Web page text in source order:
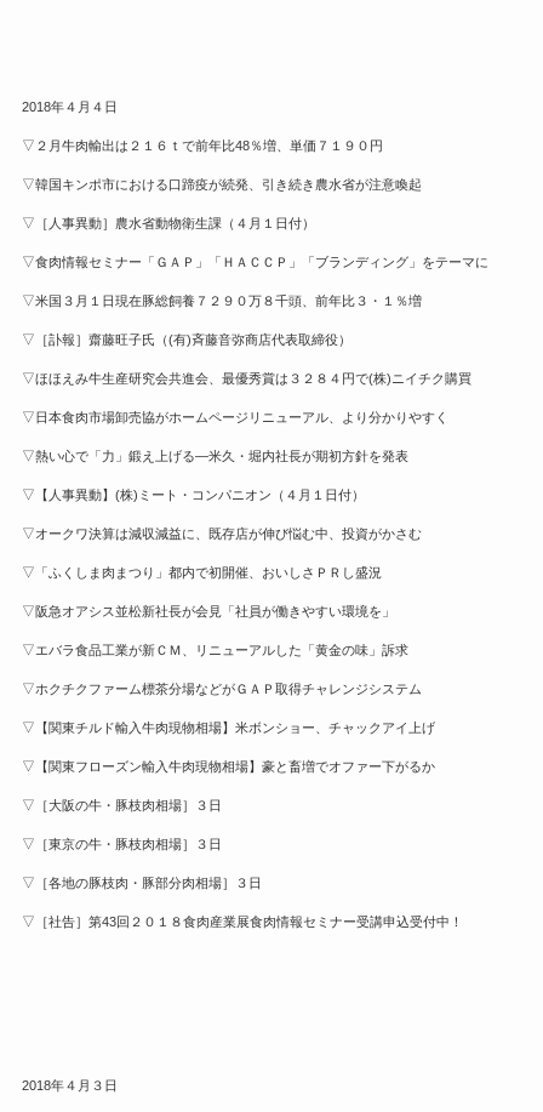
2018年４月４日
▽２月牛肉輸出は２１６ｔで前年比48％増、単価７１９０円
▽韓国キンポ市における口蹄疫が続発、引き続き農水省が注意喚起
▽［人事異動］農水省動物衛生課（４月１日付）
▽食肉情報セミナー「ＧＡＰ」「ＨＡＣＣＰ」「ブランディング」をテーマに
▽米国３月１日現在豚総飼養７２９０万８千頭、前年比３・１％増
▽［訃報］齋藤旺子氏（(有)斉藤音弥商店代表取締役）
▽ほほえみ牛生産研究会共進会、最優秀賞は３２８４円で(株)ニイチク購買
▽日本食肉市場卸売協がホームページリニューアル、より分かりやすく
▽熱い心で「力」鍛え上げる—米久・堀内社長が期初方針を発表
▽【人事異動】(株)ミート・コンパニオン（４月１日付）
▽オークワ決算は減収減益に、既存店が伸び悩む中、投資がかさむ
▽「ふくしま肉まつり」都内で初開催、おいしさＰＲし盛況
▽阪急オアシス並松新社長が会見「社員が働きやすい環境を」
▽エバラ食品工業が新ＣＭ、リニューアルした「黄金の味」訴求
▽ホクチクファーム標茶分場などがＧＡＰ取得チャレンジシステム
▽【関東チルド輸入牛肉現物相場】米ボンショー、チャックアイ上げ
▽【関東フローズン輸入牛肉現物相場】豪と畜増でオファー下がるか
▽［大阪の牛・豚枝肉相場］３日
▽［東京の牛・豚枝肉相場］３日
▽［各地の豚枝肉・豚部分肉相場］３日
▽［社告］第43回２０１８食肉産業展食肉情報セミナー受講申込受付中！
2018年４月３日